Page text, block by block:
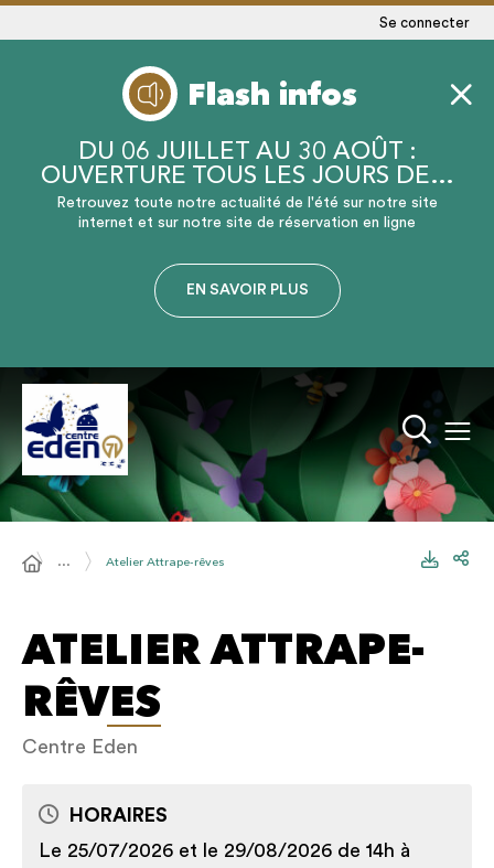
Se connecter
Flash infos
DU 06 JUILLET AU 30 AOÛT :
OUVERTURE TOUS LES JOURS DE…
Retrouvez toute notre actualité de l'été sur notre site
internet et sur notre site de réservation en ligne
EN SAVOIR PLUS
… Atelier Attrape-rêves
ATELIER ATTRAPE-
RÊVES
Centre Eden
HORAIRES
Le 25/07/2026 et le 29/08/2026 de 14h à